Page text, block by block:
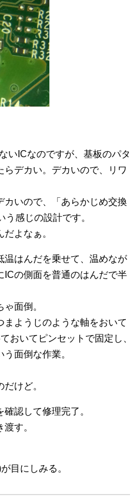
いICなのですが、基板のパタ
デカい。デカいので、リワ
カいので、「あらかじめ交換
感じの設計です。
よなぁ。
温はんだを乗せて、温めなが
ICの側面を普通のはんだで半
面倒。
ようじのような軸をおいて
おいてピンセットで固定し、
面倒な作業。
けど。
認して修理完了。
す。
目にしみる。